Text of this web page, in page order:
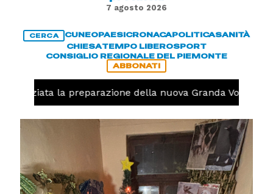
7 agosto 2026
CERCA CUNEOPAESICRONACAPOLITICASANITÀ
CHIESATEMPO LIBEROSPORT
CONSIGLIO REGIONALE DEL PIEMONTE
ABBONATI
la preparazione della nuova Granda Volley (FOTO